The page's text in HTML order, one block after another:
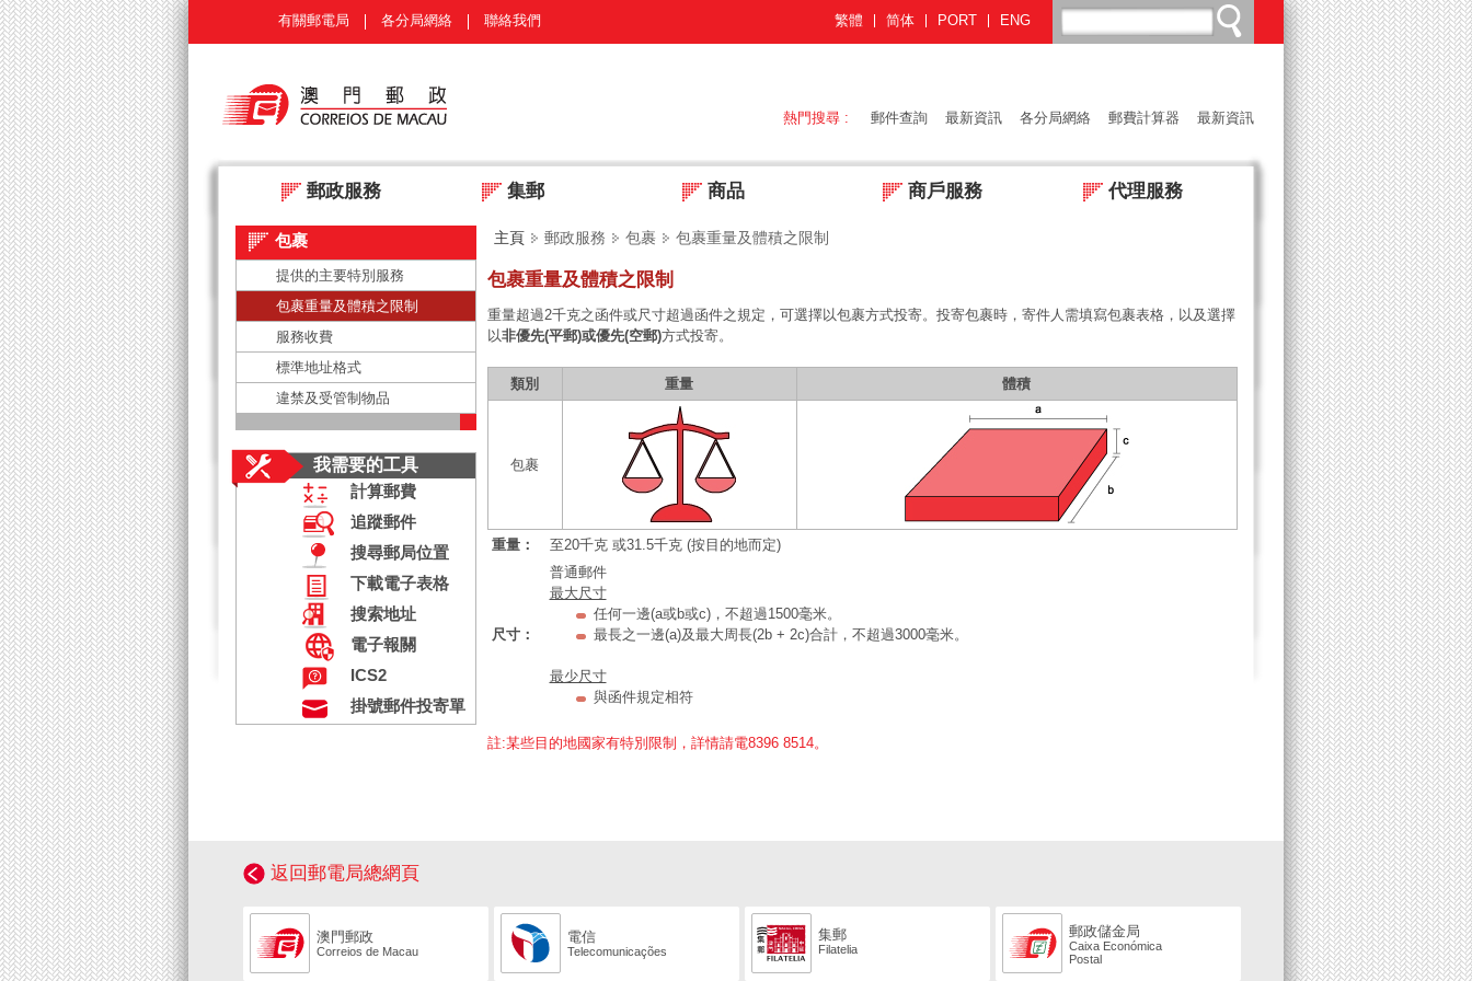
有關郵電局 各分局網絡 聯絡我們 繁體 简体 PORT ENG
熱門搜尋 : 郵件查詢 最新資訊 各分局網絡 郵費計算器 最新資訊
郵政服務 集郵 商品 商戶服務 代理服務
包裹
提供的主要特別服務
包裹重量及體積之限制
服務收費
標準地址格式
違禁及受管制物品
我需要的工具
計算郵費
追蹤郵件
搜尋郵局位置
下載電子表格
搜索地址
電子報關
ICS2
掛號郵件投寄單
主頁 郵政服務 包裹 包裹重量及體積之限制
包裹重量及體積之限制
重量超過2千克之函件或尺寸超過函件之規定，可選擇以包裹方式投寄。投寄包裹時，寄件人需填寫包裹表格，以及選擇
以非優先(平郵)或優先(空郵)方式投寄。
類別 重量 體積
包裹
重量： 至20千克 或31.5千克 (按目的地而定)
尺寸：
普通郵件
最大尺寸
任何一邊(a或b或c)，不超過1500毫米。
最長之一邊(a)及最大周長(2b + 2c)合計，不超過3000毫米。
最少尺寸
與函件規定相符
註:某些目的地國家有特別限制，詳情請電8396 8514。
返回郵電局總網頁
澳門郵政
Correios de Macau
電信
Telecomunicações
集郵
Filatelia
郵政儲金局
Caixa Económica
Postal